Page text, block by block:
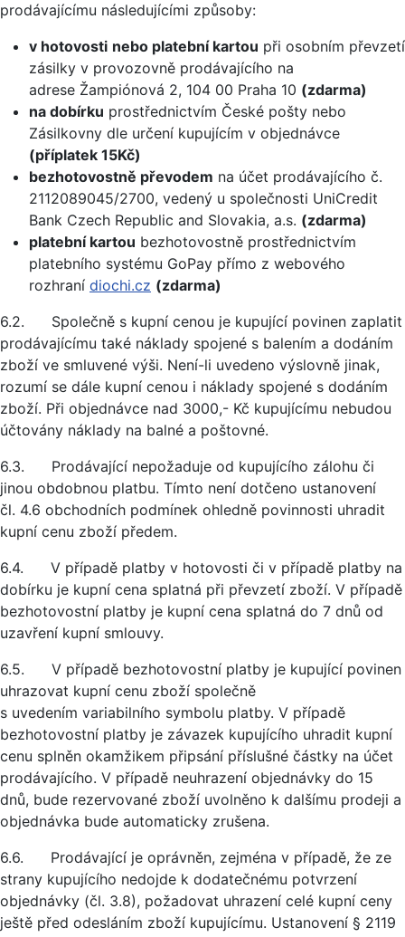
prodávajícímu následujícími způsoby:
v hotovosti nebo platební kartou při osobním převzetí
zásilky v provozovně prodávajícího na
adrese Žampiónová 2, 104 00 Praha 10 (zdarma)
na dobírku prostřednictvím České pošty nebo
Zásilkovny dle určení kupujícím v objednávce
(příplatek 15Kč)
bezhotovostně převodem na účet prodávajícího č.
2112089045/2700, vedený u společnosti UniCredit
Bank Czech Republic and Slovakia, a.s. (zdarma)
platební kartou bezhotovostně prostřednictvím
platebního systému GoPay přímo z webového
rozhraní diochi.cz (zdarma)
6.2. Společně s kupní cenou je kupující povinen zaplatit
prodávajícímu také náklady spojené s balením a dodáním
zboží ve smluvené výši. Není-li uvedeno výslovně jinak,
rozumí se dále kupní cenou i náklady spojené s dodáním
zboží. Při objednávce nad 3000,- Kč kupujícímu nebudou
účtovány náklady na balné a poštovné.
6.3. Prodávající nepožaduje od kupujícího zálohu či
jinou obdobnou platbu. Tímto není dotčeno ustanovení
čl. 4.6 obchodních podmínek ohledně povinnosti uhradit
kupní cenu zboží předem.
6.4. V případě platby v hotovosti či v případě platby na
dobírku je kupní cena splatná při převzetí zboží. V případě
bezhotovostní platby je kupní cena splatná do 7 dnů od
uzavření kupní smlouvy.
6.5. V případě bezhotovostní platby je kupující povinen
uhrazovat kupní cenu zboží společně
s uvedením variabilního symbolu platby. V případě
bezhotovostní platby je závazek kupujícího uhradit kupní
cenu splněn okamžikem připsání příslušné částky na účet
prodávajícího. V případě neuhrazení objednávky do 15
dnů, bude rezervované zboží uvolněno k dalšímu prodeji a
objednávka bude automaticky zrušena.
6.6. Prodávající je oprávněn, zejména v případě, že ze
strany kupujícího nedojde k dodatečnému potvrzení
objednávky (čl. 3.8), požadovat uhrazení celé kupní ceny
ještě před odesláním zboží kupujícímu. Ustanovení § 2119